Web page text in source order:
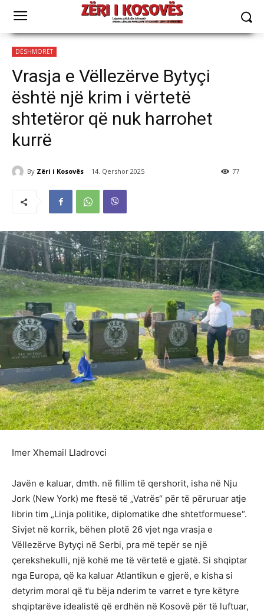
DËSHMORËT
Vrasja e Vëllezërve Bytyçi
është një krim i vërtetë
shtetëror që nuk harrohet
kurrë
By Zëri i Kosovës 14. Qershor 2025 77
Imer Xhemail Lladrovci
Javën e kaluar, dmth. në fillim të qershorit, isha në Nju
Jork (New York) me ftesë të „Vatrës“ për të përuruar atje
librin tim „Linja politike, diplomatike dhe shtetformuese“.
Sivjet në korrik, bëhen plotë 26 vjet nga vrasja e
Vëllezërve Bytyçi në Serbi, pra më tepër se një
çerekshekulli, një kohë me të vërtetë e gjatë. Si shqiptar
nga Europa, që ka kaluar Atlantikun e gjerë, e kisha si
detyrim moral që t‘u bëja nderim te varret e tyre këtyre
shqiptarëve idealistë që erdhën në Kosovë për të luftuar,